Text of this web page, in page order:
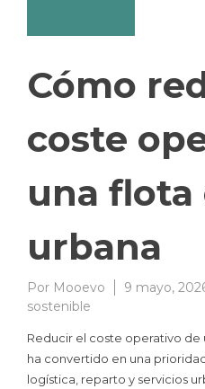
Cómo
coste
una flota
urbana
Por Mooevo 9 mayo,
sostenible
Reducir el coste operativo
ha convertido en una
logística, reparto y servicios